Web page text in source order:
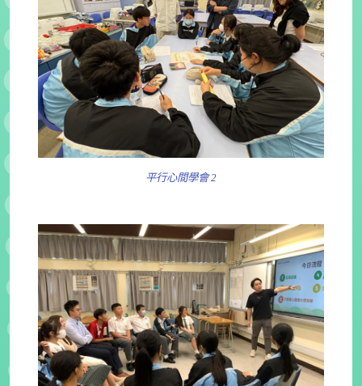
平行心間學會 2